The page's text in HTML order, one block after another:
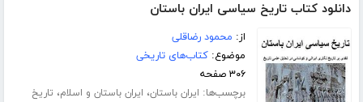
دانلود کتاب تاریخ سیاسی ایران باستان
از: محمود رضاقلی
موضوع:کتاب‌های تاریخی
۳۰۶ صفحه
برچسب‌ها: ایران باستان، ایران باستان و اسلام، تاریخ